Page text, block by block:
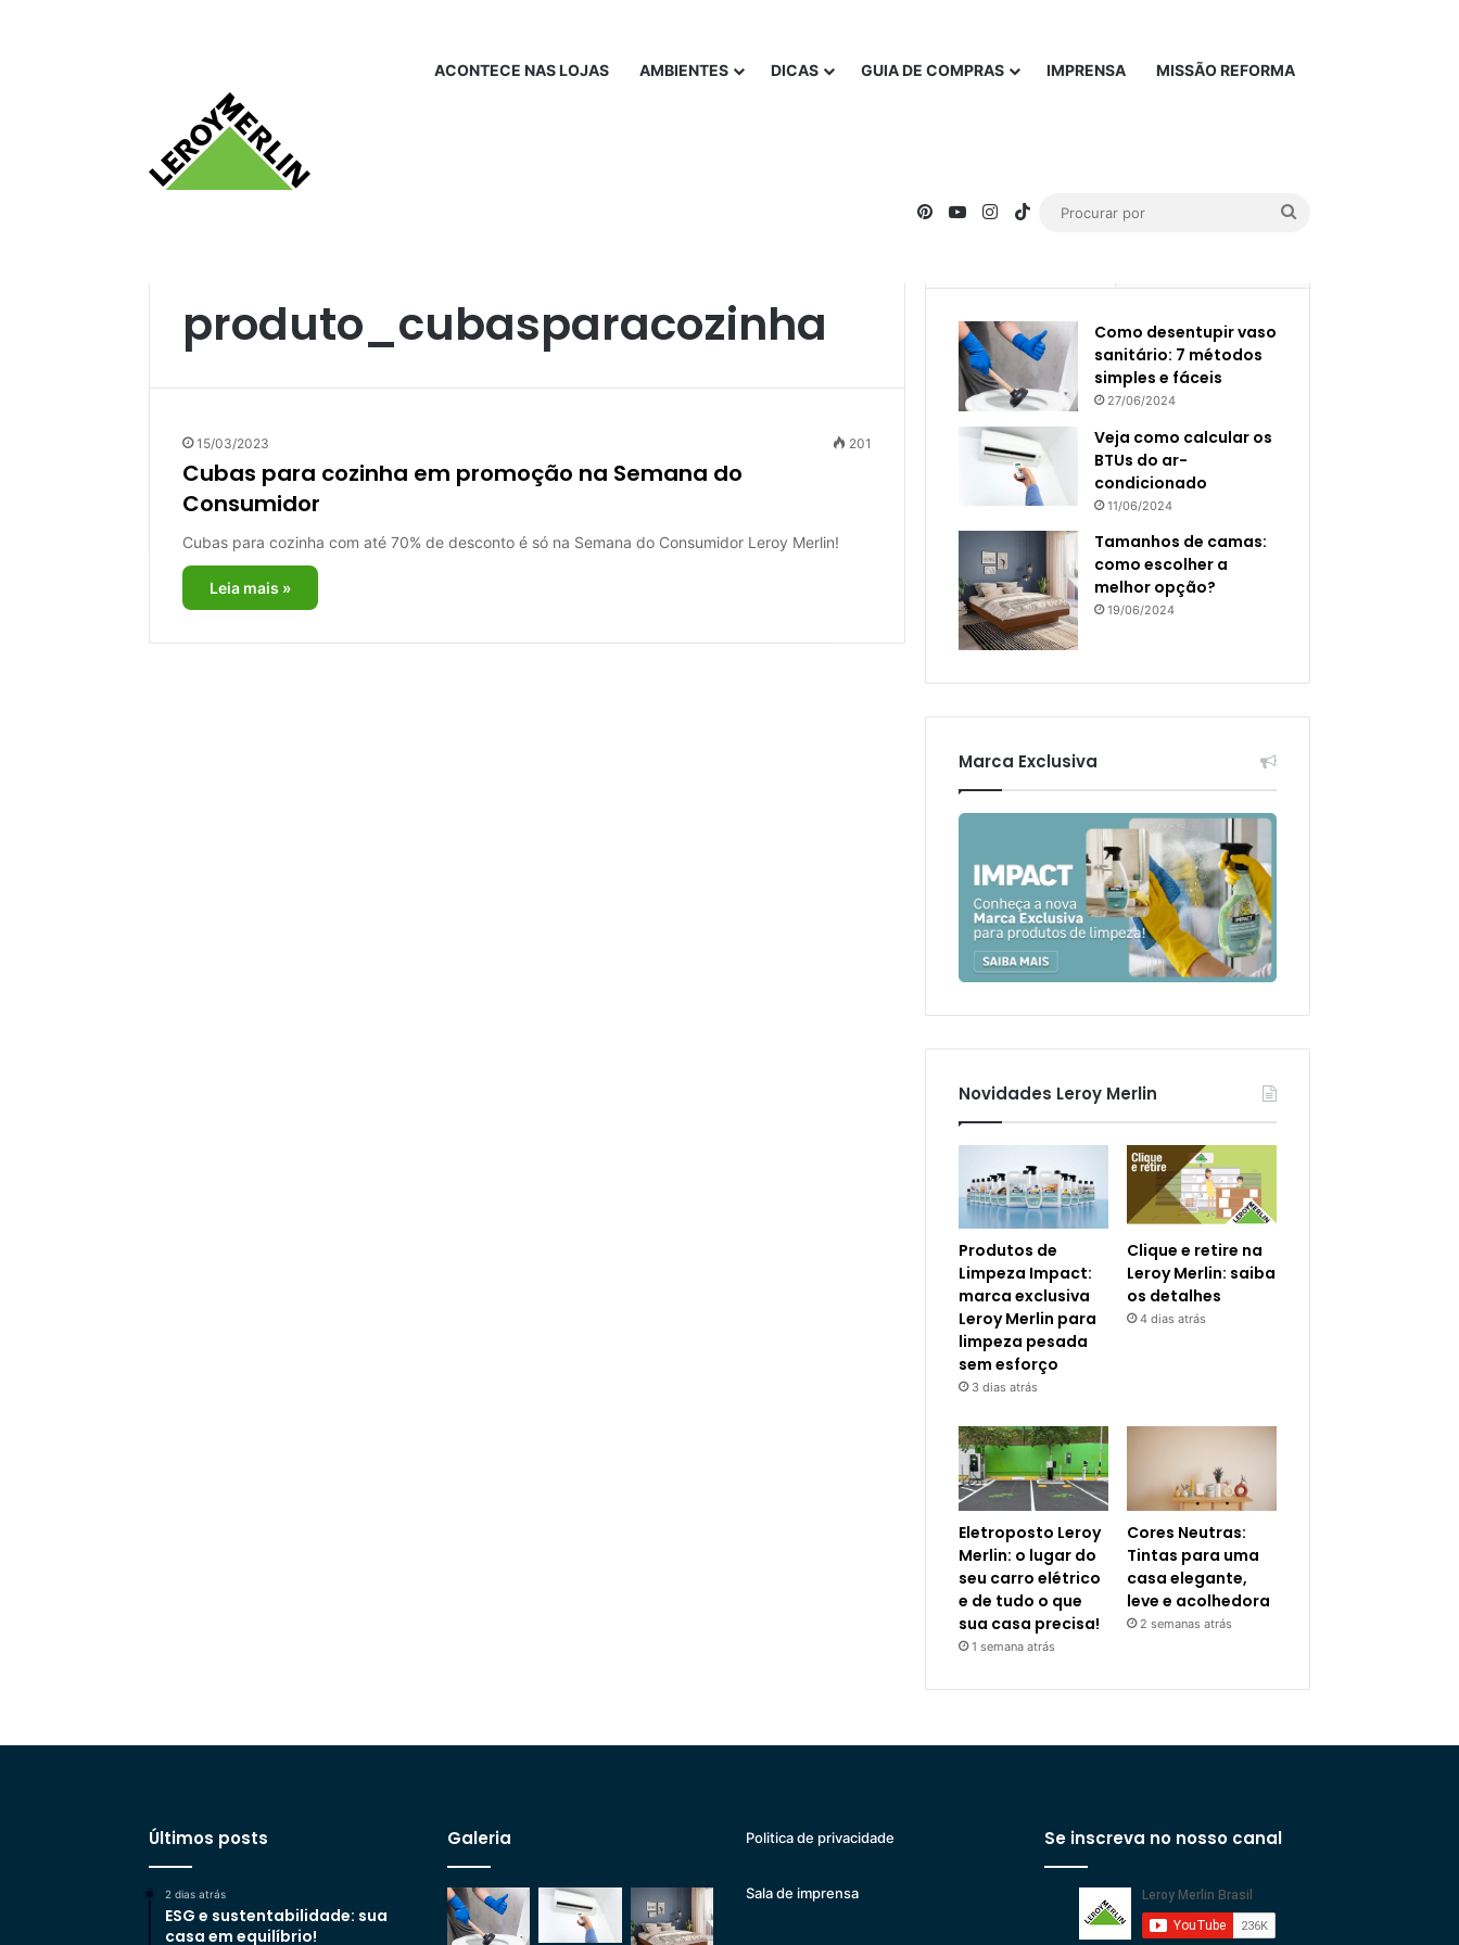
ACONTECE NAS LOJAS AMBIENTES DICAS GUIA DE COMPRAS IMPRENSA MISSÃO REFORMA
PinterestYouTubeInstagram
TikTok
produto_cubasparacozinha
15/03/2023 201
Cubas para cozinha em promoção na Semana do
Consumidor
Cubas para cozinha com até 70% de desconto é só na Semana do Consumidor Leroy Merlin!
Leia mais »
Como desentupir vaso
sanitário: 7 métodos
simples e fáceis
27/06/2024
Veja como calcular os
BTUs do ar-
condicionado
11/06/2024
Tamanhos de camas:
como escolher a
melhor opção?
19/06/2024
Marca Exclusiva
Novidades Leroy Merlin
Produtos de
Limpeza Impact:
marca exclusiva
Leroy Merlin para
limpeza pesada
sem esforço
3 dias atrás
Clique e retire na
Leroy Merlin: saiba
os detalhes
4 dias atrás
Eletroposto Leroy
Merlin: o lugar do
seu carro elétrico
e de tudo o que
sua casa precisa!
1 semana atrás
Cores Neutras:
Tintas para uma
casa elegante,
leve e acolhedora
2 semanas atrás
Últimos posts
2 dias atrás
ESG e sustentabilidade: sua
casa em equilíbrio!
Galeria Politica de privacidade
Sala de imprensa
Se inscreva no nosso canal